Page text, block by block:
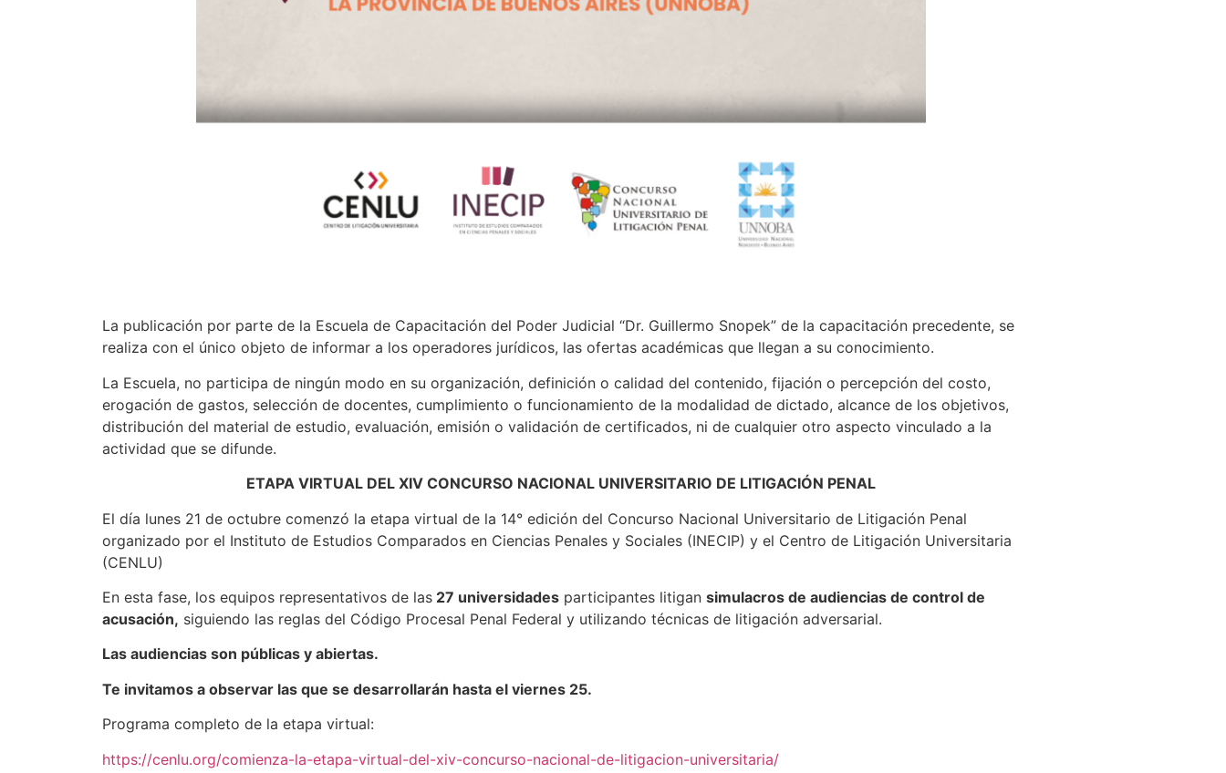
La publicación por parte de la Escuela de Capacitación del Poder Judicial “Dr. Guillermo Snopek” de la capacitación precedente, se
realiza con el único objeto de informar a los operadores jurídicos, las ofertas académicas que llegan a su conocimiento.
La Escuela, no participa de ningún modo en su organización, definición o calidad del contenido, fijación o percepción del costo,
erogación de gastos, selección de docentes, cumplimiento o funcionamiento de la modalidad de dictado, alcance de los objetivos,
distribución del material de estudio, evaluación, emisión o validación de certificados, ni de cualquier otro aspecto vinculado a la
actividad que se difunde.
ETAPA VIRTUAL DEL XIV CONCURSO NACIONAL UNIVERSITARIO DE LITIGACIÓN PENAL
El día lunes 21 de octubre comenzó la etapa virtual de la 14° edición del Concurso Nacional Universitario de Litigación Penal
organizado por el Instituto de Estudios Comparados en Ciencias Penales y Sociales (INECIP) y el Centro de Litigación Universitaria
(CENLU)
En esta fase, los equipos representativos de las 27 universidades participantes litigan simulacros de audiencias de control de
acusación, siguiendo las reglas del Código Procesal Penal Federal y utilizando técnicas de litigación adversarial.
Las audiencias son públicas y abiertas.
Te invitamos a observar las que se desarrollarán hasta el viernes 25.
Programa completo de la etapa virtual:
https://cenlu.org/comienza-la-etapa-virtual-del-xiv-concurso-nacional-de-litigacion-universitaria/